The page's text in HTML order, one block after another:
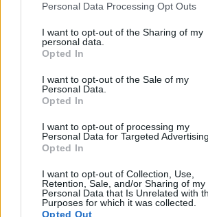
Personal Data Processing Opt Outs
I want to opt-out of the Sharing of my
personal data.
Opted In
I want to opt-out of the Sale of my
Personal Data.
Opted In
I want to opt-out of processing my
Personal Data for Targeted Advertising.
Opted In
I want to opt-out of Collection, Use,
Retention, Sale, and/or Sharing of my
Personal Data that Is Unrelated with
Purposes for which it was collected.
Opted Out
rimbalzate dagli Stati Uniti, circa
esercitata dalla Casa Bianca sui
networkpercontrollare le
piuttosto sbigottiti.
L’inghippo è che tra i post che
oscurati vi erano anche quelli che
contenuti veritierima che
effetto “sensazionalistico,